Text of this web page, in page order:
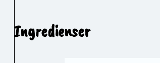
Ingredienser